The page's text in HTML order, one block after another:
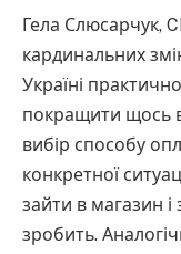
Гела Слюсарчук,
кардинальних
Україні
покращити щось
вибір способу
конкретної
зайти в магазин і
зробить.